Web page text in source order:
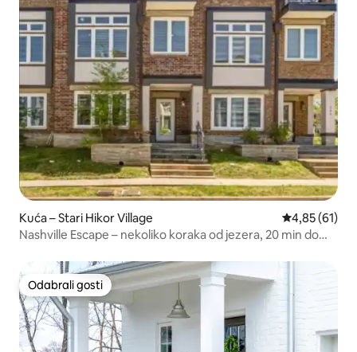
Kuća – Stari Hikor Village Prosječna
4,85 (61)
Nashville Escape – nekoliko koraka od jezera, 20 min do
Odabrali gosti
Odabrali gosti